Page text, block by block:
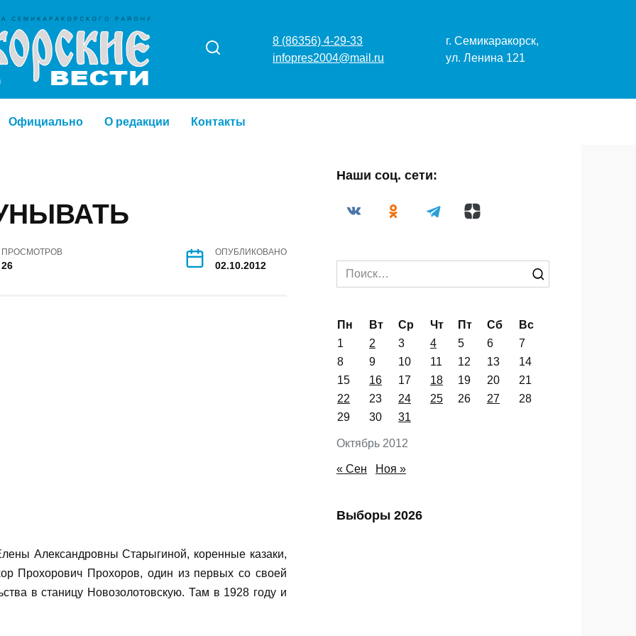
8 (86356) 4-29-33
infopres2004@mail.ru
г. Семикаракорск,
ул. Ленина 121
Официально О редакции Контакты
ПРОСМОТРОВ
26
ОПУБЛИКОВАНО
02.10.2012
Елены Александровны Старыгиной,
Дед, Прохор Прохорович Прохоров,
на новое место жительства в станицу
на свет наша героиня.
Наши соц. сети:
Search
for:
Октябрь 2012
Пн Вт Ср Чт Пт Сб
Вс
1
2 3 4 5 6
7
8
9 10 11 12 13
14
15
16 17 18 19 20
21
22
23 24 25 26 27
28
29
30 31
« Сен Ноя »
Выборы 2026